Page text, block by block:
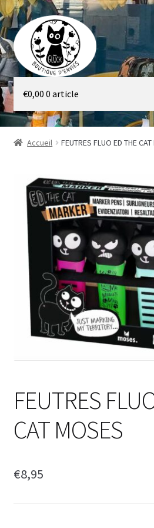
Aller
à
la
navigation
Aller
au
contenu
Galerie
Boutique
€0,00 0 article
Accueil FEUTRES FLUO ED THE
FEUTRES
CAT MOSES
€8,95